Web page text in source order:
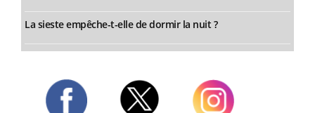
La sieste empêche-t-elle de dormir la nuit ?